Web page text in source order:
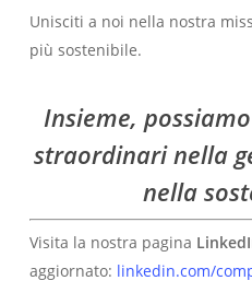
Unisciti a noi nella nostra
più sostenibile.
Insieme,
straordinari nella
nella
Visita la nostra pagina
aggiornato: linkedin.com/